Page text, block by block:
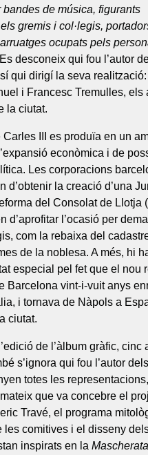
bandes de música, figurants
gremis i col·legis,
ocupats pels
Es desconeix qui fou l’autor
sí qui dirigí la seva
i Francesc Tremulles, els
la ciutat.
Carles III es produïa en un
econòmica i de
Les corporacions
d’obtenir la creació d’una
del Consolat de Llotja
d’aprofitar l’ocasió per
com la rebaixa del
de la noblesa. A més, hi
especial pel fet que el nou
Barcelona vint-i-vuit anys
i tornava de Nàpols a
ciutat.
de l’àlbum gràfic, cinc
s’ignora qui fou l’autor
totes les
que va concebre el
Travé, el programa
les comitives i el disseny
inspirats en la